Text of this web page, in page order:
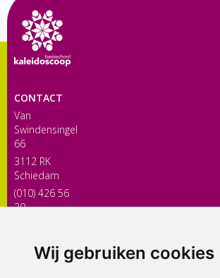
Wij gebruiken cookies
CONTACT
Van
Swindensingel
66
3112 RK
Schiedam
(010) 426 56
30
ONDERDEEL VAN